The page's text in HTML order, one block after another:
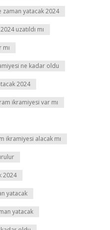
yatacak 2024
uzatıldı mı
ne kadar oldu
2024
ikramiyesi var mı
ikramiyesi alacak mı
2024
yatacak
yatacak